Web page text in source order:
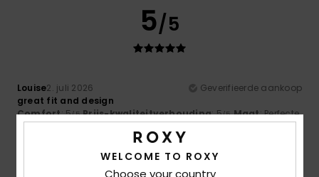
5/5
Louise2. juli 2026
Geverifieerde aankoop
great fit and design
Comfort: 5/5 Prijs-kwaliteitverhouding: 5/5 Maat: Perfecte
Ik raad dit product aan
WELCOME TO ROXY
Choose your country